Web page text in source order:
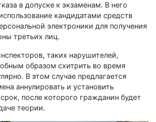
в допуске к экзаменам. В него
кандидатами средств
электроники для получения
третьих лиц.
таких нарушителей,
образом схитрить во время
В этом случае предлагается
аннулировать и установить
после которого гражданин будет
теории.